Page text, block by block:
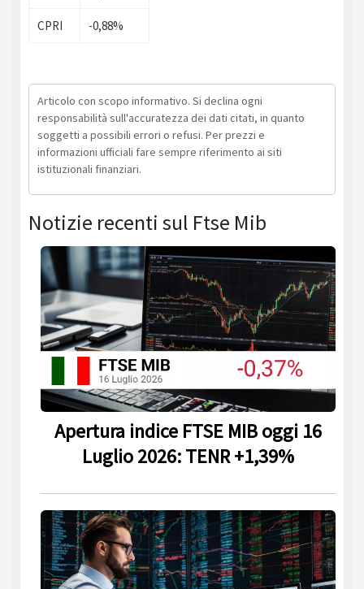
CPRI -0,88%
Articolo con scopo informativo. Si declina ogni
responsabilità sull'accuratezza dei dati citati, in quanto
soggetti a possibili errori o refusi. Per prezzi e
informazioni ufficiali fare sempre riferimento ai siti
istituzionali finanziari.
Notizie recenti sul Ftse Mib
Apertura indice FTSE MIB oggi 16
Luglio 2026: TENR +1,39%